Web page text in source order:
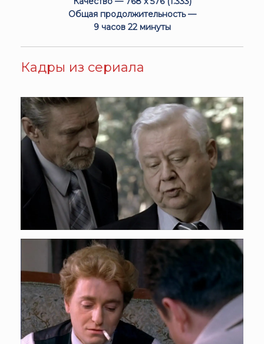
Общая продолжительность —
9 часов 22 минуты
Кадры из сериала